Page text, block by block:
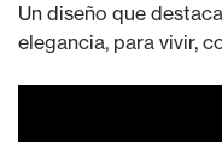
Un diseño que
elegancia, para vivir,